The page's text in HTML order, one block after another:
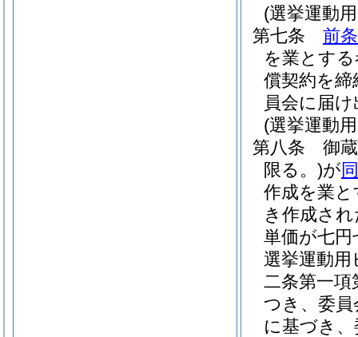
(選挙運動
第七条
前条
を業とす
償契約を
員会に届
(選挙運動
第八条
御
限る。)が
作成を業
き作成さ
単価が七円
選挙運動
二条第一
つき、委
に基づき